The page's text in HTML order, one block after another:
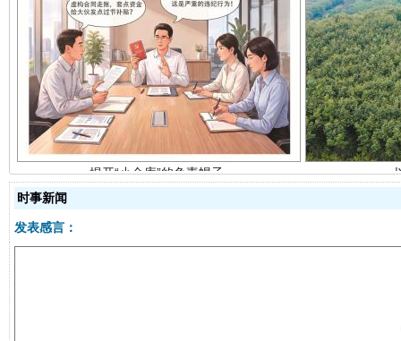
揭开“小金库”的免责幌子
时事新闻
发表感言：